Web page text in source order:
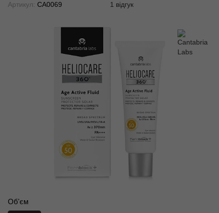
Артикул: CA0069 1 відгук
Об'єм